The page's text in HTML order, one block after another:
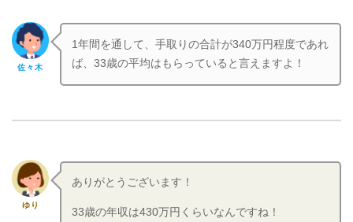
佐々木
1年間を通して、手取りの合計が340万円程度であれ
ば、33歳の平均はもらっていると言えますよ！
ゆり
ありがとうございます！
33歳の年収は430万円くらいなんですね！